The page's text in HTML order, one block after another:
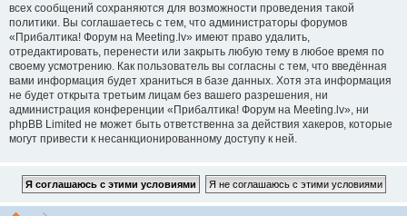
всех сообщений сохраняются для возможности проведения такой
политики. Вы соглашаетесь с тем, что администраторы форумов
«Прибалтика! Форум на Meeting.lv» имеют право удалить,
отредактировать, перенести или закрыть любую тему в любое время по
своему усмотрению. Как пользователь вы согласны с тем, что введённая
вами информация будет храниться в базе данных. Хотя эта информация
не будет открыта третьим лицам без вашего разрешения, ни
администрация конференции «Прибалтика! Форум на Meeting.lv», ни
phpBB Limited не может быть ответственна за действия хакеров, которые
могут привести к несанкционированному доступу к ней.